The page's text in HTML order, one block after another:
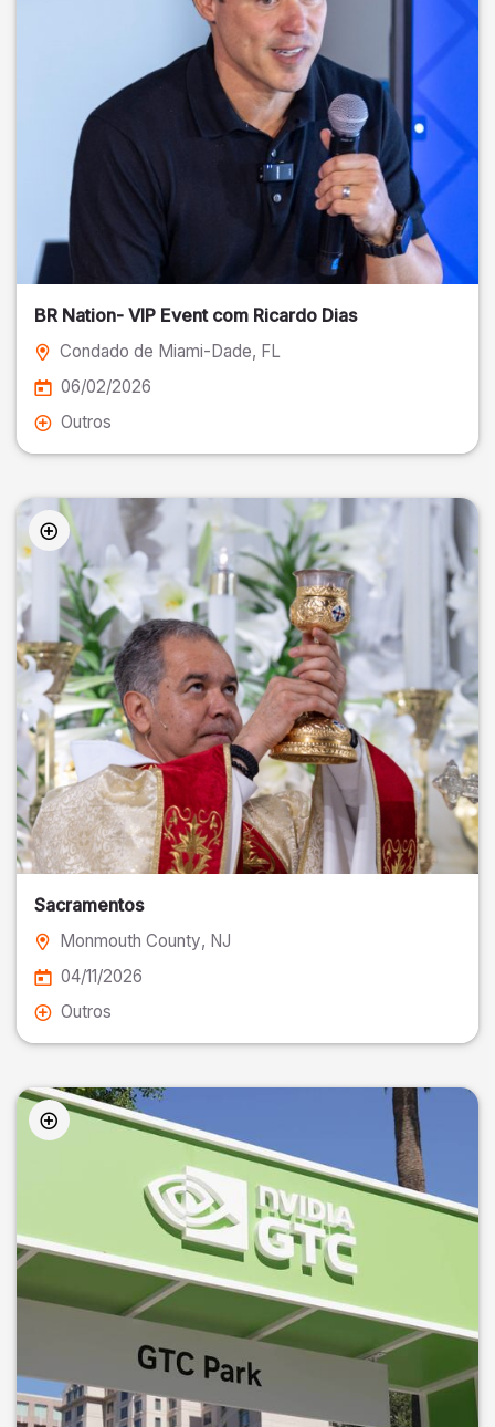
BR Nation- VIP Event com Ricardo Dias
Condado de Miami-Dade, FL
06/02/2026
Outros
Sacramentos
Monmouth County, NJ
04/11/2026
Outros